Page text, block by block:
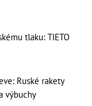
tlaku: TIETO
Ruské rakety
výbuchy